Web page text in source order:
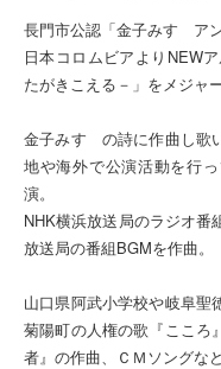
長門市公認「金子みすゞア
日本コロムビアよりNEW
たがきこえる－」をメジャ
金子みすゞの詩に作曲し歌
地や海外で公演活動を行
演。
NHK横浜放送局のラジオ
放送局の番組BGMを作曲。
山口県阿武小学校や岐阜聖
菊陽町の人権の歌『こころ
者』の作曲、ＣＭソングな